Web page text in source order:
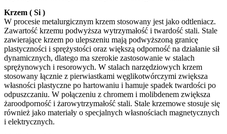
Krzem ( Si )
W procesie metalurgicznym krzem stosowany jest jako odtleniacz.
Zawartość krzemu podwyższa wytrzymałość i twardość stali. Stale
zawierające krzem po ulepszeniu mają podwyższoną granicę
plastyczności i sprężystości oraz większą odporność na działanie sił
dynamicznych, dlatego ma szerokie zastosowanie w stalach
sprężynowych i resorowych. W stalach narzędziowych krzem
stosowany łącznie z pierwiastkami węglikotwórczymi zwiększa
własności plastyczne po hartowaniu i hamuje spadek twardości po
odpuszczaniu. W połączeniu z chromem i molibdenem zwiększa
żaroodporność i żarowytrzymałość stali. Stale krzemowe stosuje się
również jako materiały o specjalnych własnościach magnetycznych
i elektrycznych.